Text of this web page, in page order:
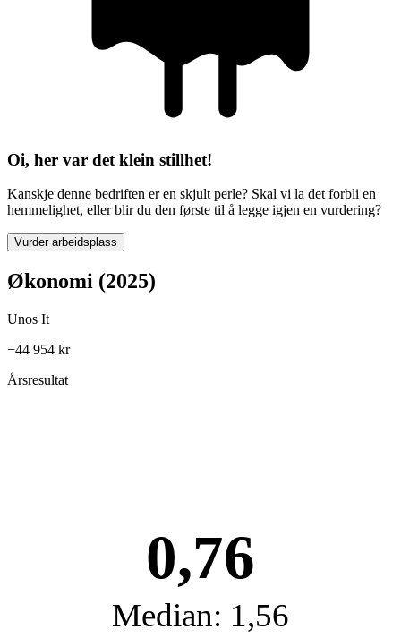
Oi, her var det klein stillhet!
Kanskje denne bedriften er en skjult perle? Skal vi la det forbli en
hemmelighet, eller blir du den første til å legge igjen en vurdering?
Vurder arbeidsplass
Økonomi (2025)
Unos It
−44 954 kr
Årsresultat
0,76
Median: 1,56